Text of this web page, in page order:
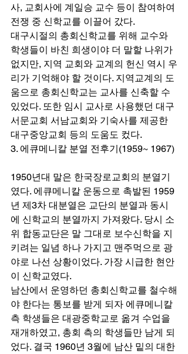
사, 교회사에 계일승 교수 등이 참여하여
전쟁 중 신학교를 이끌어 갔다.
대구시절의 총회신학교를 위해 교수와
학생들이 바친 희생이야 더 말할 나위가
없지만, 지역 교회와 교계의 헌신 역시 우
리가 기억해야 할 것이다. 지역교계의 도
움으로 총회신학교는 교사를 신축할 수
있었다. 또한 임시 교사로 사용했던 대구
서문교회 서남교회와 기숙사를 제공한
대구중앙교회 등의 도움도 컸다.
3. 에큐메니칼 분열 전후기(1959~ 1967)
1950년대 말은 한국장로교회의 분열기
였다. 에큐메니칼 운동으로 촉발된 1959
년 제3차 대분열은 교단의 분열과 동시
에 신학교의 분열까지 가져왔다. 당시 소
위 합동교단은 말 그대로 보수신학을 지
키려는 일념 하나 가지고 맨주먹으로 광
야로 나선 상황이었다. 가장 시급한 현안
이 신학교였다.
남산에서 운영하던 총회신학교를 철수해
야 한다는 통보를 받게 되자 에큐메니칼
측 학생들은 대광중학교로 옮겨 수업을
재개하였고, 총회 측의 학생들만 남게 되
었다. 결국 1960년 3월에 남산 밑의 대한